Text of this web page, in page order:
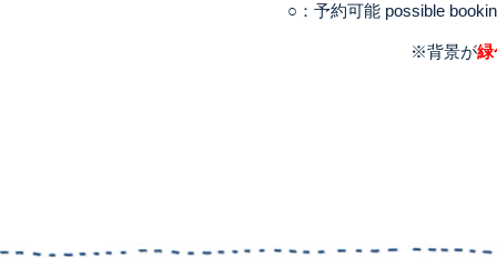
○：予約可能 possible
※背景が緑